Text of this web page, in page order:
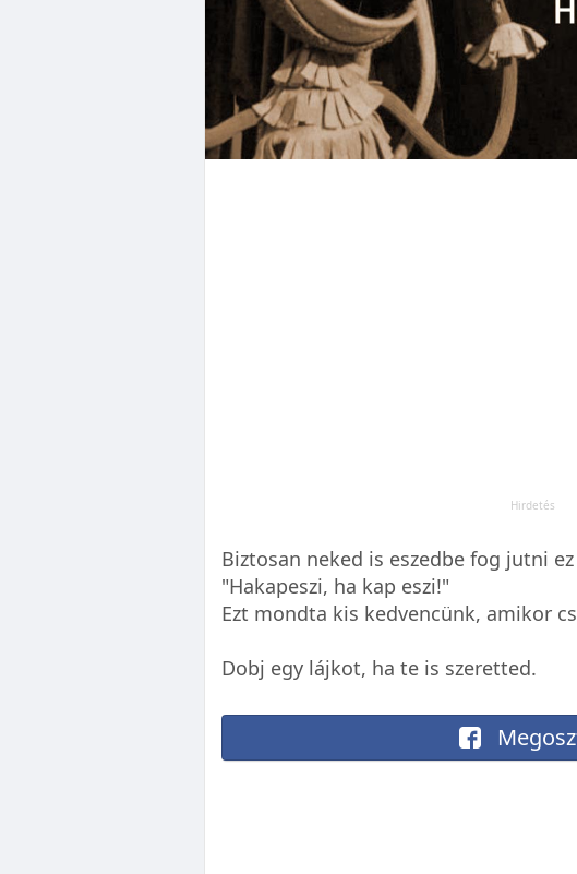
Biztosan neked is eszedbe fog jutni
"Hakapeszi, ha kap eszi!"
Ezt mondta kis kedvencünk, amikor
Dobj egy lájkot, ha te is szeretted.